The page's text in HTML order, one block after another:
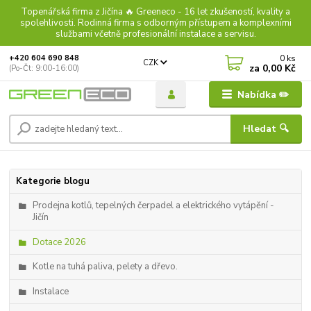
Topenářská firma z Jičína 🔥 Greeneco - 16 let zkušeností, kvality a
spolehlivosti. Rodinná firma s odborným přístupem a komplexními
službami včetně profesionální instalace a servisu.
Nabídka ✏️
CZK
Hledat 🔍
+420 604 690 848
(Po-Čt: 9:00-16:00)
0 ks
za 0,00 Kč
Kategorie blogu
Prodejna kotlů, tepelných čerpadel a elektrického vytápění -
Jičín
Dotace 2026
Kotle na tuhá paliva, pelety a dřevo.
Instalace